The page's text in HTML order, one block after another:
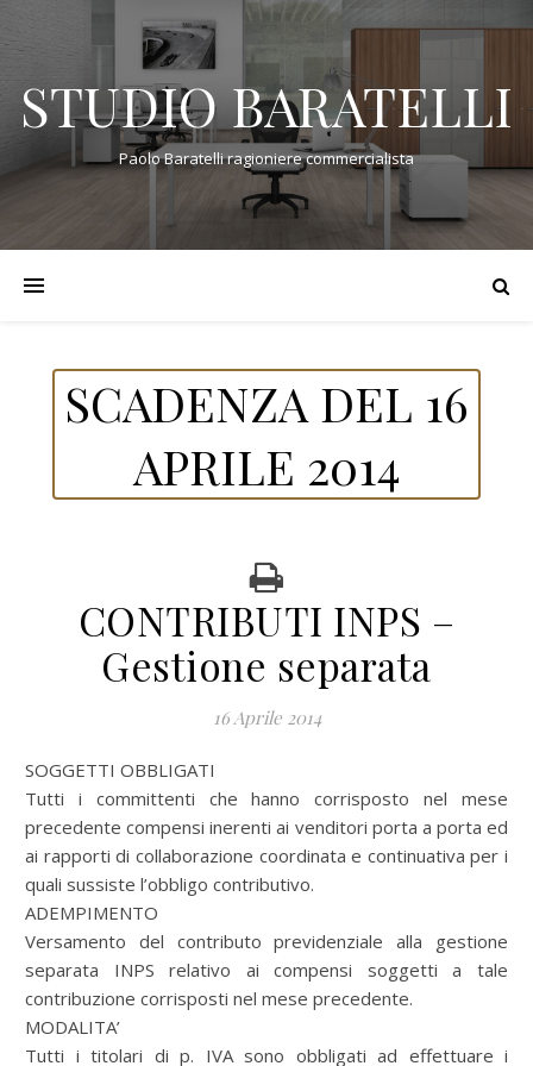
STUDIO BARATELLI
Paolo Baratelli ragioniere commercialista
SCADENZA DEL 16
APRILE 2014
CONTRIBUTI INPS –
Gestione separata
16 Aprile 2014
SOGGETTI OBBLIGATI
Tutti i committenti che hanno corrisposto nel mese
precedente compensi inerenti ai venditori porta a porta ed
ai rapporti di collaborazione coordinata e continuativa per i
quali sussiste l’obbligo contributivo.
ADEMPIMENTO
Versamento del contributo previdenziale alla gestione
separata INPS relativo ai compensi soggetti a tale
contribuzione corrisposti nel mese precedente.
MODALITA’
Tutti i titolari di p. IVA sono obbligati ad effettuare i